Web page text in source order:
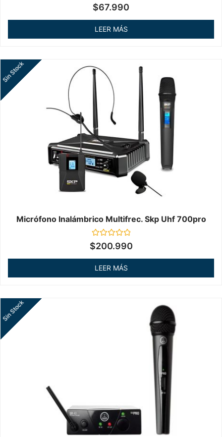
Valorado
en
de
$67.990
LEER MÁS
Micrófono Inalámbrico Multifrec. Skp Uhf 700pro
Valorado
en
de
Sin Stock
$200.990
LEER MÁS
Sin Stock